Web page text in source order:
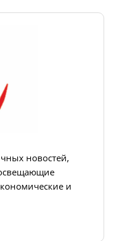
новостей,
и